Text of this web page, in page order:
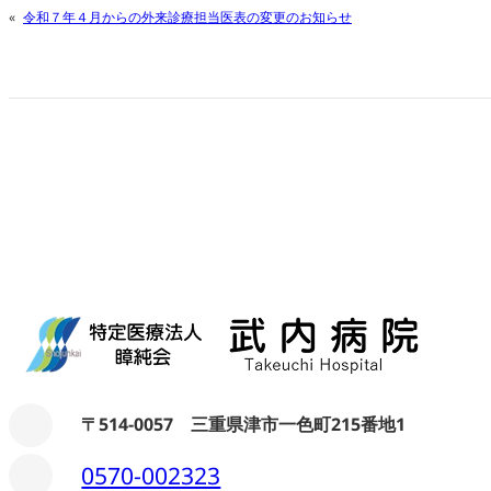
« 令和７年４月からの外来診療担当医表の変更のお知らせ
〒514-0057 三重県津市一色町215番地1
0570-002323